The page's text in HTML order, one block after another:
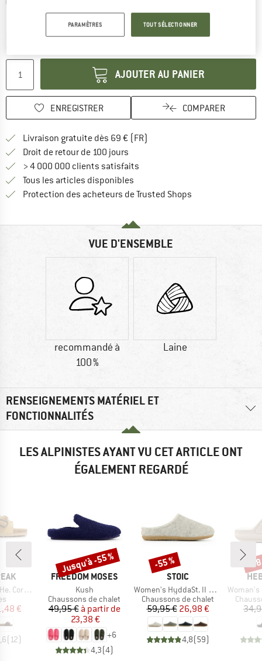
Guide des tailles
Délai de livraison: 3-5 jours ouvrablesLe lien s'ouvre dans une boîte
AJOUTER AU PANIER
ENREGISTRER COMPARER
Livraison gratuite dès 69 € (FR)
Droit de retour de 100 jours
> 4 000 000 clients satisfaits
Tous les articles disponibles
Protection des acheteurs de Trusted Shops
VUE D'ENSEMBLE
recommandé à
100 %
Laine
RENSEIGNEMENTS MATÉRIEL ET
FONCTIONNALITÉS
LES ALPINISTES AYANT VU CET ARTICLE ONT
ÉGALEMENT REGARDÉ
Sandal
réduit
€
( 12)
MARQUE
FREEDOM MOSES
Article
Kush
Product group
Chaussons de chalet
Prix
49,95 € Prix réduit
à partir de
23,38 €
+6
4,3(4)
Remise
Jusqu'à -55 %
MARQUE
STOIC
Article
Women's HyddaSt. II Wool Slippers
Product group
Chaussons de chalet
Prix
59,95 €Prix réduit
26,98 €
4,8(59)
Remise
-55 %
Article
Woman's
-
PARAMÈTRES TOUT SÉLECTIONNER